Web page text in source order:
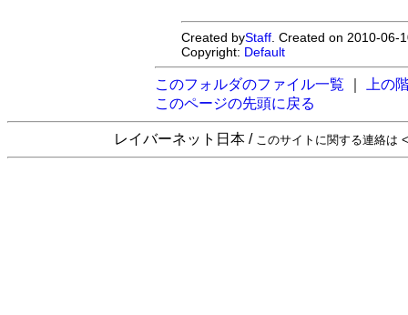
Created byStaff . Created on 2010-
Copyright: Default
このフォルダのファイル一覧
上の
このページの先頭に戻る
レイバーネット日本 / このサイトに関する連絡は